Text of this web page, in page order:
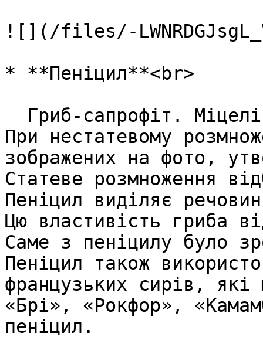
![](/files/-
* **Пеніцил**<br>
При нестатевому
зображених на фото,
Статеве розмноження
Пеніцил виділяє
Цю властивість гриба
Саме з пеніцилу було
Пеніцил також
французьких сирів, які
«Брі», «Рокфор»,
пеніцил.